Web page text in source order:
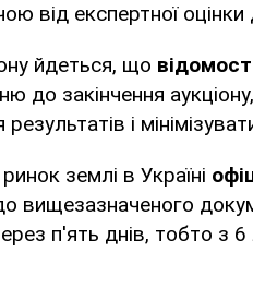
від експертної оцінки
йдеться, що
до закінчення
і
землі в Україні
вищезазначеного
п'ять днів, тобто з 6